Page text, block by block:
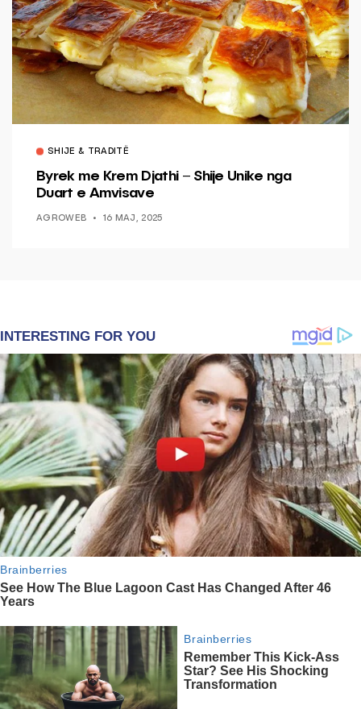
SHIJE & TRADITË
Byrek me Krem Djathi – Shije Unike nga
Duart e Amvisave
AGROWEB 16 MAJ, 2025